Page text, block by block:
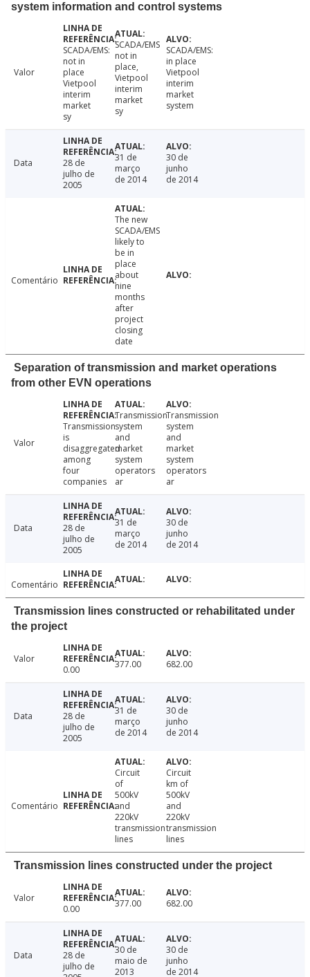
system information and control systems
Valor
SCADA/EMS:
not in
place
Vietpool
interim
market
sy
SCADA/EMS
not in
place,
Vietpool
interim
market
sy
SCADA/EMS:
in place
Vietpool
interim
market
system
Data
28 de
julho de
2005
31 de
março
de 2014
30 de
junho
de 2014
Comentário
The new
SCADA/EMS
likely to
be in
place
about
nine
months
after
project
closing
date
Separation of transmission and market operations
from other EVN operations
Valor
Transmission
is
disaggregated
among
four
companies
Transmission
system
and
market
system
operators
ar
Transmission
system
and
market
system
operators
ar
Data
28 de
julho de
2005
31 de
março
de 2014
30 de
junho
de 2014
Comentário
Transmission lines constructed or rehabilitated under
the project
Valor
0.00
377.00 682.00
Data
28 de
julho de
2005
31 de
março
de 2014
30 de
junho
de 2014
Comentário
Circuit
of
500kV
and
220kV
transmission
lines
Circuit
km of
500kV
and
220kV
transmission
lines
Transmission lines constructed under the project
Valor
0.00
377.00 682.00
Data
28 de
julho de
30 de
maio de
2013
30 de
junho
de 2014